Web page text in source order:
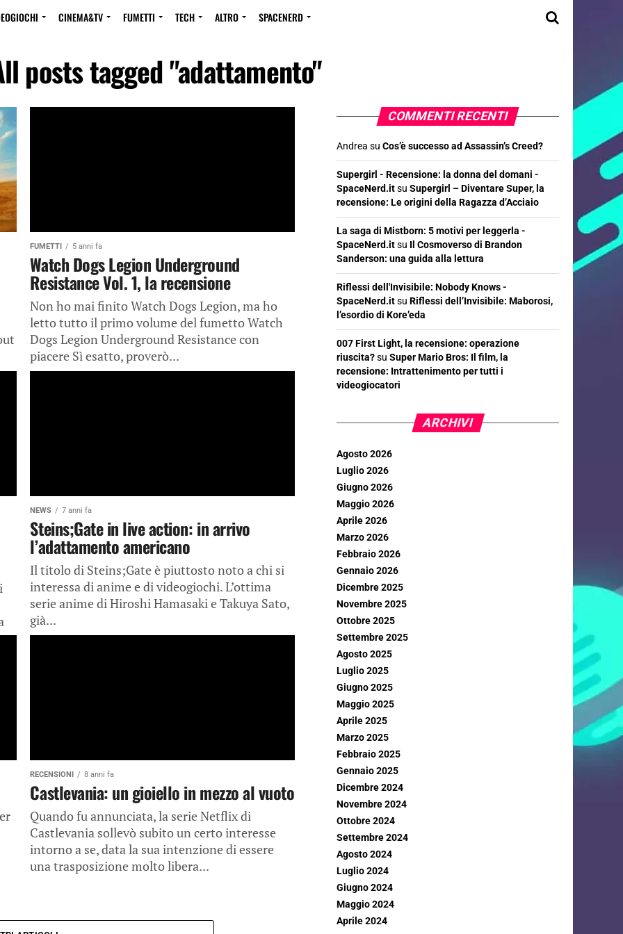
CINEMA&TV FUMETTI TECH ALTRO SPACENERD
posts tagged "adattamento"
FUMETTI 5 anni fa
Watch Dogs Legion Underground
Resistance Vol. 1, la recensione
Non ho mai finito Watch Dogs Legion, ma ho
letto tutto il primo volume del fumetto Watch
Dogs Legion Underground Resistance con
piacere Sì esatto, proverò...
NEWS 7 anni fa
Steins;Gate in live action: in arrivo
l’adattamento americano
Il titolo di Steins;Gate è piuttosto noto a chi si
interessa di anime e di videogiochi. L’ottima
serie anime di Hiroshi Hamasaki e Takuya Sato,
già...
RECENSIONI 8 anni fa
Castlevania: un gioiello in mezzo al vuoto
Quando fu annunciata, la serie Netflix di
Castlevania sollevò subito un certo interesse
intorno a se, data la sua intenzione di essere
una trasposizione molto libera...
COMMENTI RECENTI
Andrea su Cos’è successo ad Assassin’s Creed?
Supergirl - Recensione: la donna del domani -
SpaceNerd.itsu Supergirl – Diventare Super, la
recensione: Le origini della Ragazza d’Acciaio
La saga di Mistborn: 5 motivi per leggerla -
SpaceNerd.itsu Il Cosmoverso di Brandon
Sanderson: una guida alla lettura
Riflessi dell'Invisibile: Nobody Knows -
SpaceNerd.itsu Riflessi dell’Invisibile: Maborosi,
l’esordio di Kore’eda
007 First Light, la recensione: operazione
riuscita?su Super Mario Bros: Il film, la
recensione: Intrattenimento per tutti i
videogiocatori
ARCHIVI
Agosto 2026
Luglio 2026
Giugno 2026
Maggio 2026
Aprile 2026
Marzo 2026
Febbraio 2026
Gennaio 2026
Dicembre 2025
Novembre 2025
Ottobre 2025
Settembre 2025
Agosto 2025
Luglio 2025
Giugno 2025
Maggio 2025
Aprile 2025
Marzo 2025
Febbraio 2025
Gennaio 2025
Dicembre 2024
Novembre 2024
Ottobre 2024
Settembre 2024
Agosto 2024
Luglio 2024
Giugno 2024
Maggio 2024
Aprile 2024